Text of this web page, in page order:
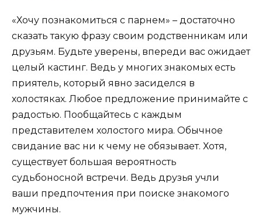
«Хочу познакомиться с парнем» – достаточно
сказать такую фразу своим родственникам или
друзьям. Будьте уверены, впереди вас ожидает
целый кастинг. Ведь у многих знакомых есть
приятель, который явно засиделся в
холостяках. Любое предложение принимайте с
радостью. Пообщайтесь с каждым
представителем холостого мира. Обычное
свидание вас ни к чему не обязывает. Хотя,
существует большая вероятность
судьбоносной встречи. Ведь друзья учли
ваши предпочтения при поиске знакомого
мужчины.